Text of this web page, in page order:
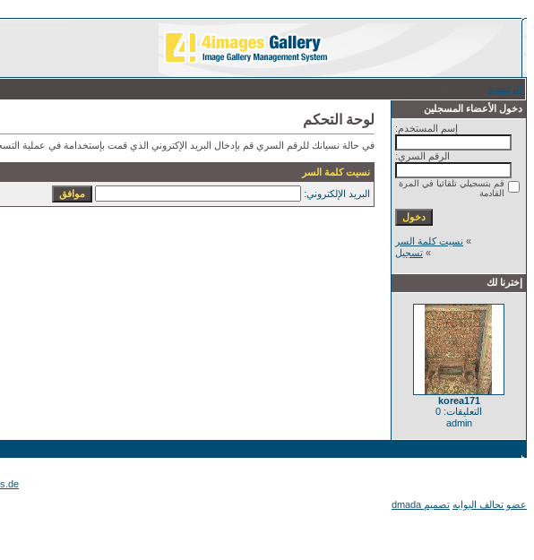
الرئيسية
دخول الأعضاء المسجلين
إسم المستخدم:
الرقم السري:
قم بتسجيلي تلقائيا في المرة
القادمة
» نسيت كلمة السر
» تسجيل
إخترنا لك
korea171
التعليقات: 0
admin
لوحة التحكم
في حالة نسيانك للرقم السري قم بإدخال البريد الإكتروني الذي قمت بإستخدامة في عملية
نسيت كلمة السر
البريد الإلكتروني:
عضو تحالف البوابه تصميم dmada